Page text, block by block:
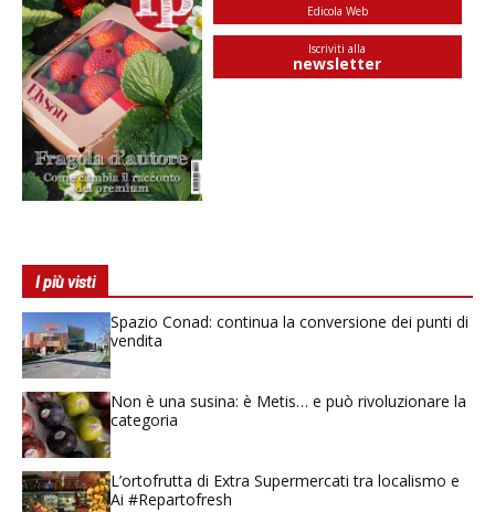
Edicola Web
Iscriviti alla
newsletter
I più visti
Spazio Conad: continua la conversione dei punti di
vendita
Non è una susina: è Metis… e può rivoluzionare la
categoria
L’ortofrutta di Extra Supermercati tra localismo e
Ai #Repartofresh